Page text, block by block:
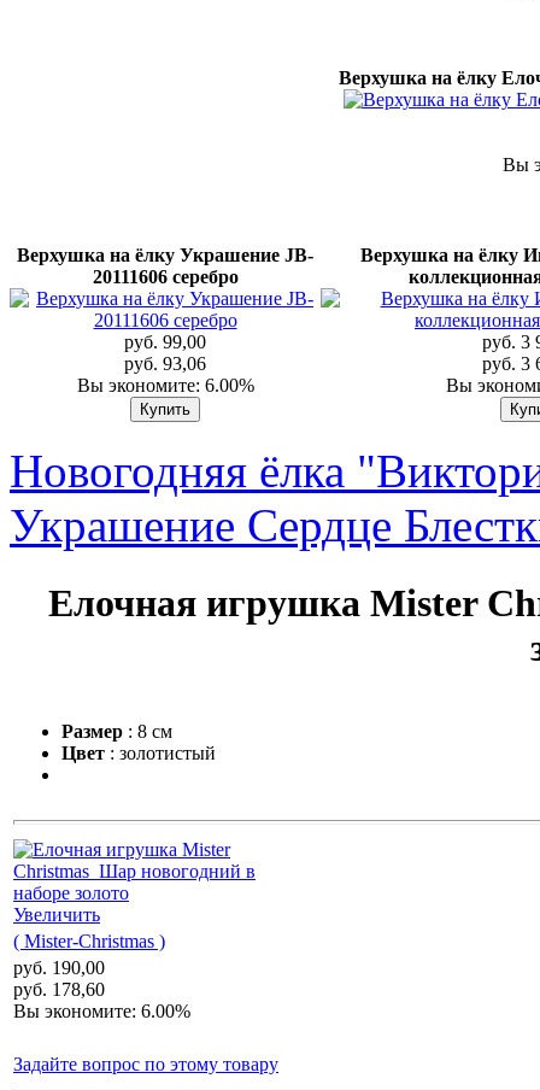
Верхушка на ёлку
Вы
Верхушка на ёлку Украшение JB-
20111606 серебро
руб. 99,00
руб. 93,06
Вы экономите: 6.00%
Верхушка на ёлку
руб. 3
руб. 3
Вы
Новогодняя ёлка
Украшение Сердце
Елочная игрушка Mister
Размер : 8 см
Цвет : золотистый
Увеличить
( Mister-Christmas )
руб. 190,00
руб. 178,60
Вы экономите: 6.00%
Задайте вопрос по этому товару